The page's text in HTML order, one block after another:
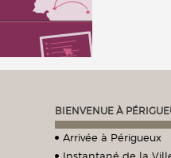
BIENVENUE À
Arrivée à Périgueux